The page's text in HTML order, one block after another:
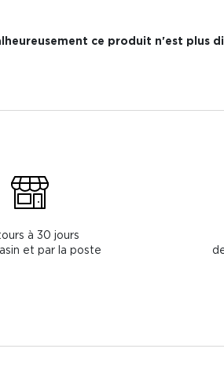
ce produit n'est plus
à 30 jours
et par la poste